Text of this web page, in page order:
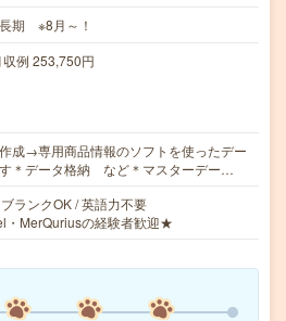
長期 ※8月～！
例 253,750円
成→専用商品情報のソフトを使ったデー
＊データ格納 など＊マスターデー…
ランクOK / 英語力不要
・MerQuriusの経験者歓迎★